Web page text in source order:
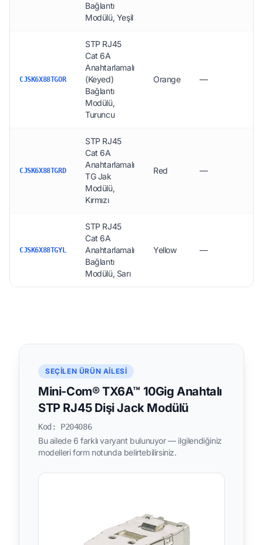
Bağlantı
Modülü, Yeşil
CJSK6X88TGOR
STP RJ45
Cat 6A
Anahtarlamalı
(Keyed)
Bağlantı
Modülü,
Turuncu
Orange —
CJSK6X88TGRD
STP RJ45
Cat 6A
Anahtarlamalı
TG Jak
Modülü,
Kırmızı
Red —
CJSK6X88TGYL
STP RJ45
Cat 6A
Anahtarlamalı
Bağlantı
Modülü, Sarı
Yellow —
SEÇILEN ÜRÜN AILESI
Mini-Com® TX6A™ 10Gig Anahtalı
STP RJ45 Dişi Jack Modülü
Kod: P204086
Bu ailede 6 farklı varyant bulunuyor — ilgilendiğiniz
modelleri form notunda belirtebilirsiniz.